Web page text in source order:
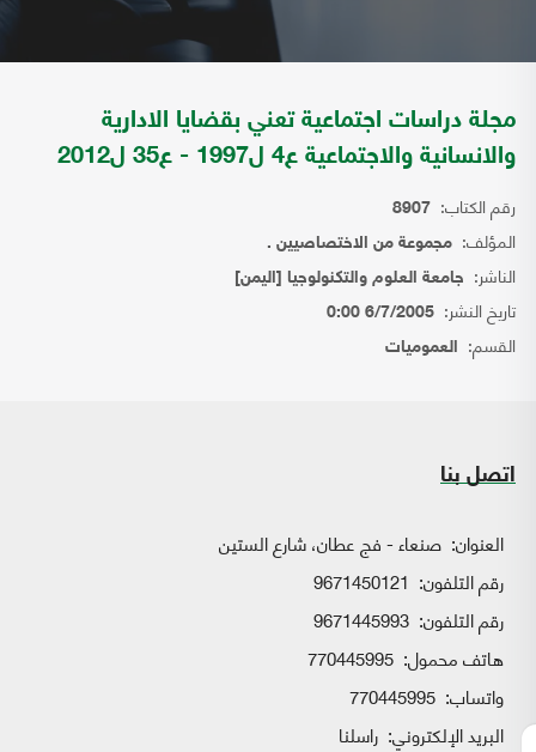
مجلة دراسات اجتماعية تعني بقضايا الادارية
والانسانية والاجتماعية ع4 ل1997 - ع35 ل2012
رقم الكتاب: 8907
المؤلف: مجموعة من الاختصاصيين .
الناشر: جامعة العلوم والتكنولوجيا [اليمن]
تاريخ النشر: 6/7/2005 0:00
القسم: العموميات
اتصل بنا
العنوان: صنعاء - فج عطان، شارع الستين
رقم التلفون: 9671450121
رقم التلفون: 9671445993
هاتف محمول: 770445995
واتساب:
البريد الإلكتروني: راسلنا